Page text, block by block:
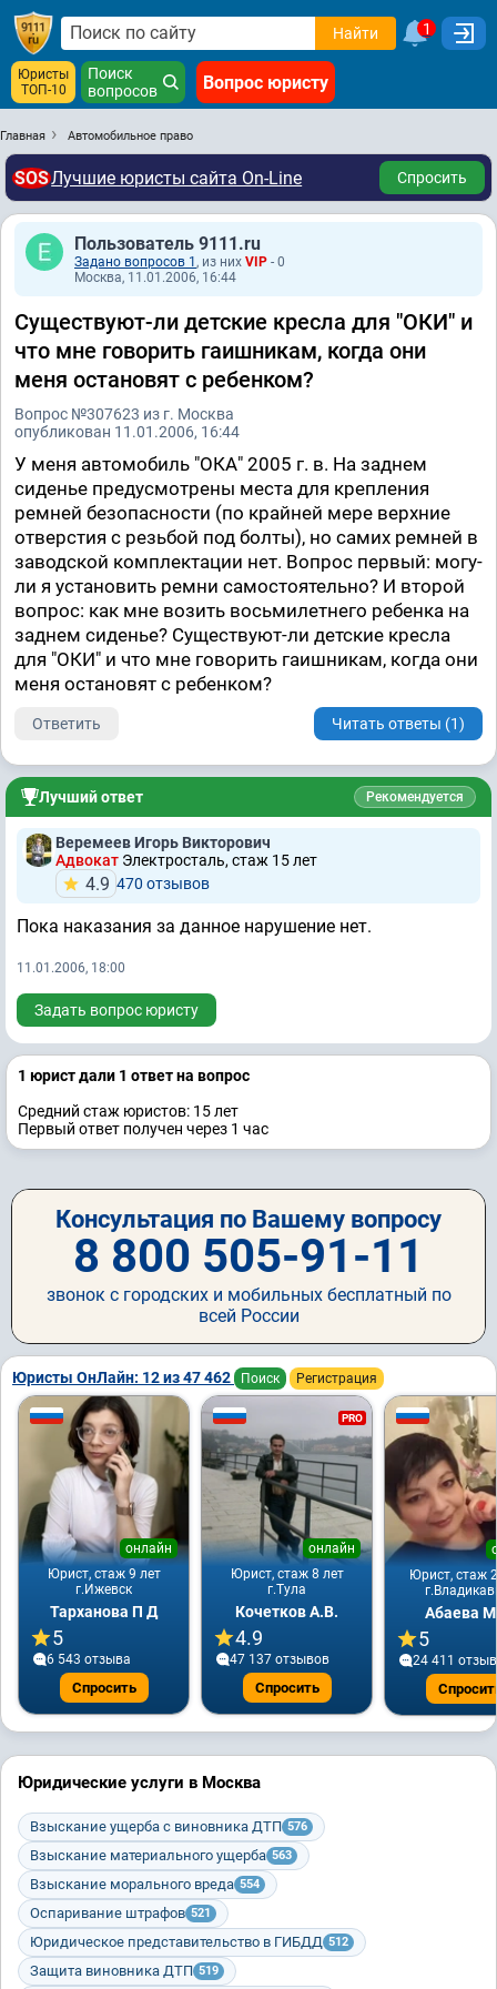
Найти 1
Юристы
ТОП-10
Поиск
вопросов
Вопрос юристу
Главная Автомобильное право
SOSЛучшие юристы сайта On-Line Спросить
Пользователь 9111.ru
Задано вопросов 1 , из них VIP - 0
Москва, 11.01.2006, 16:44
Существуют-ли детские кресла для "ОКИ" и
что мне говорить гаишникам, когда они
меня остановят с ребенком?
Вопрос №307623 из г. Москва
опубликован 11.01.2006, 16:44
У меня автомобиль "ОКА" 2005 г. в. На заднем
сиденье предусмотрены места для крепления
ремней безопасности (по крайней мере верхние
отверстия с резьбой под болты), но самих ремней в
заводской комплектации нет. Вопрос первый: могу-
ли я установить ремни самостоятельно? И второй
вопрос: как мне возить восьмилетнего ребенка на
заднем сиденье? Существуют-ли детские кресла
для "ОКИ" и что мне говорить гаишникам, когда они
меня остановят с ребенком?
Ответить Читать ответы (1)
Лучший ответ Рекомендуется
Веремеев Игорь Викторович
Адвокат Электросталь, стаж 15 лет
4.9 470 отзывов
Пока наказания за данное нарушение нет.
11.01.2006, 18:00
Задать вопрос юристу
1 юрист дали 1 ответ на вопрос
Средний стаж юристов: 15 лет
Первый ответ получен через 1 час
Консультация по Вашему вопросу
8 800 505-91-11
звонок с городских и мобильных бесплатный по
всей России
Юристы ОнЛайн: 12 из 47 462 Поиск Регистрация
Юрист, стаж 9 лет
онлайн
г.Ижевск
Тарханова П Д
5
6 543 отзывa
Спросить
PRO
Юрист, стаж 8 лет
онлайн
г.Тула
Кочетков А.В.
4.9
47 137 отзывов
Спросить
Юрист, стаж
Абаева
5
24 411
Юридические услуги в Москва
Взыскание ущерба с виновника ДТП 576
Взыскание материального ущерба 563
Взыскание морального вреда 554
Оспаривание штрафов 521
Юридическое представительство в ГИБДД 512
Защита виновника ДТП 519